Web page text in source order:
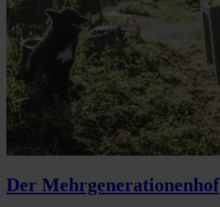
Der Mehrgenerationenhof